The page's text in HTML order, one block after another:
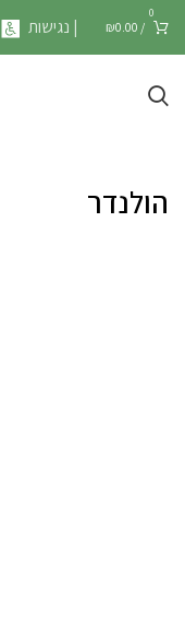
0
/
₪0.00 | נגישות
הולנדר